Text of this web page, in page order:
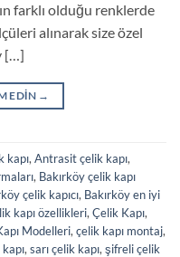
farklı olduğu renklerde
alınarak size özel
[…]
EDIN →
kapı, Antrasit çelik kapı,
, Bakırköy çelik kapı
çelik kapıcı, Bakırköy en iyi
kapı özellikleri, Çelik Kapı,
Modelleri, çelik kapı montaj,
, sarı çelik kapı, şifreli çelik